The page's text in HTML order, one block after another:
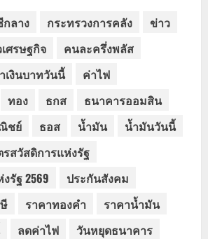
ลาง กระทรวงการคลัง
ข่าว
ศรษฐกิจ
คนละครึ่งพลัส
เงินบาทวันนี้
ค่าไฟ
ทอง ธกส
ธนาคารออมสิน
ชย์
ธอส น้ำมัน
น้ำมันวันนี้
สวัสดิการแห่งรัฐ
รัฐ 2569
ประกันสังคม
ราคาทองคำ
ราคาน้ำมัน
ลดค่าไฟ
วันหยุดธนาคาร